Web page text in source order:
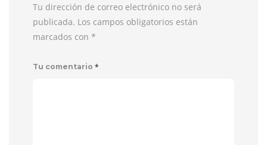
Tu dirección de correo electrónico no será
publicada. Los campos obligatorios están
marcados con *
Tu comentario *